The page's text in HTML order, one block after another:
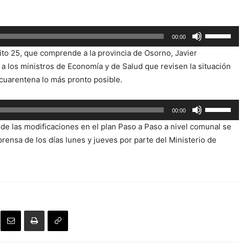
00:00
las
de
arriba/abajo
para
aumentar
o
25, que comprende a la provincia de Osorno, Javier
los ministros de Economía y de Salud que revisen la situación
lo más pronto posible.
00:00
las
teclas
de
las modificaciones en el plan Paso a Paso a nivel comunal se
de los días lunes y jueves por parte del Ministerio de